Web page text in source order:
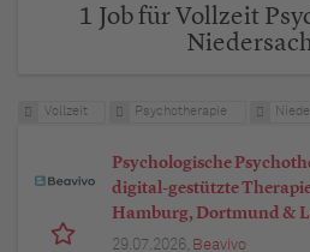
1 Job für Vollzeit
Vollzeit Psychotherapie
Psychologische
digital-gestützte
Hamburg, Dortmund &
29.07.2026, Beavivo